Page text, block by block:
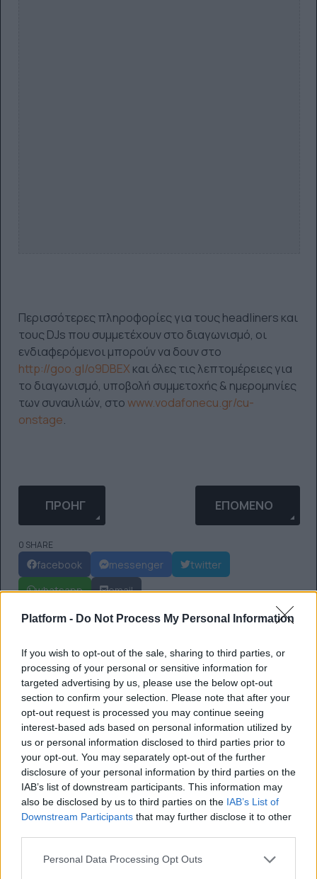
Platform - Do Not Process My Personal Information
If you wish to opt-out of the sale, sharing to third parties, or
processing of your personal or sensitive information for
targeted advertising by us, please use the below opt-out
section to confirm your selection. Please note that after your
opt-out request is processed you may continue seeing
interest-based ads based on personal information utilized by
us or personal information disclosed to third parties prior to
your opt-out. You may separately opt-out of the further
disclosure of your personal information by third parties on the
IAB’s list of downstream participants. This information may
also be disclosed by us to third parties on the IAB’s List of
Downstream Participants that may further disclose it to other
Personal Data Processing Opt Outs
Περισσότερες πληροφορίες για τους headliners και
τους DJs που συμμετέχουν στο διαγωνισμό, οι
ενδιαφερόμενοι μπορούν να δουν στο
http://goo.gl/o9DBEX και όλες τις λεπτομέρειες για
το διαγωνισμό, υποβολή συμμετοχής & ημερομηνίες
των συναυλιών, στοwww.vodafonecu.gr/cu-
onstage.
ΠΡΟΗΓΟΎΜΕΝΟ ΆΡΘΡΟ: BEACH STREET
ΠΡΟΗΓ ΕΠΌΜΕΝΟ ΆΡΘΡΟ:
ΕΠΌΜΕΝΟ
0 SHARE
facebook messenger
twitter
whatsapp
email
Ακολούθησε το platform.gr στο Google News και μάθε
BEST OF NETWORK